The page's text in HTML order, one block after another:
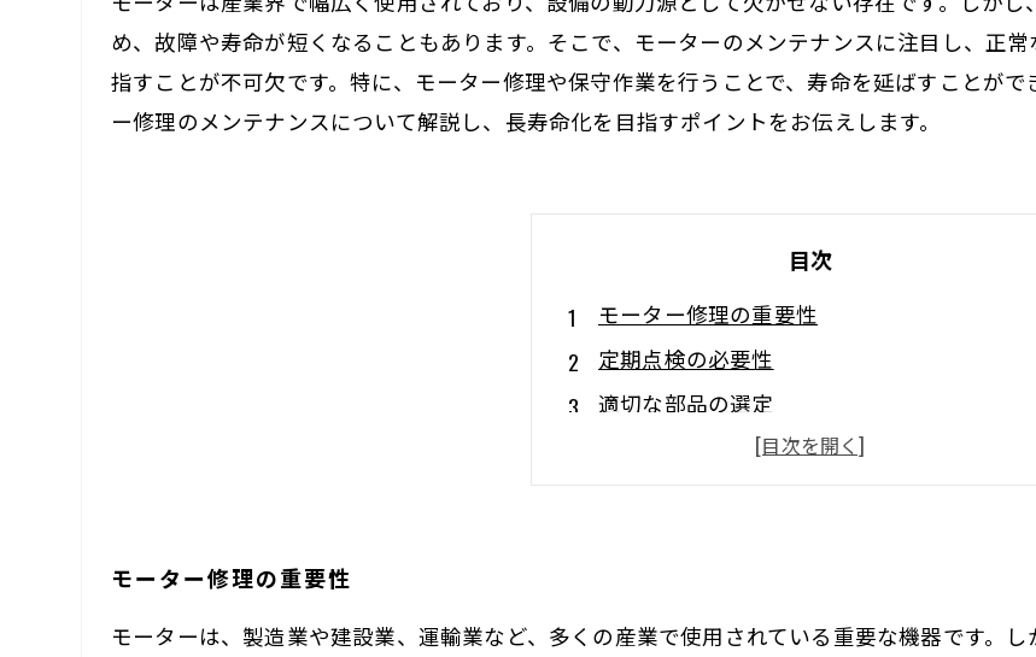
め、故障や寿命が短くなることもあります。そこで、モーターのメンテナンスに注目し、正
指すことが不可欠です。特に、モーター修理や保守作業を行うことで、寿命を延ばすことが
ー修理のメンテナンスについて解説し、長寿命化を目指すポイントをお伝えします。
目次
モーター修理の重要性
定期点検の必要性
適切な部品の選定
専門家の調査で効率アップ
メンテナンスによるコスト低減
モーター修理の重要性
モーターは、製造業や建設業、運輸業など、多くの産業で使用されている重要な機器です。